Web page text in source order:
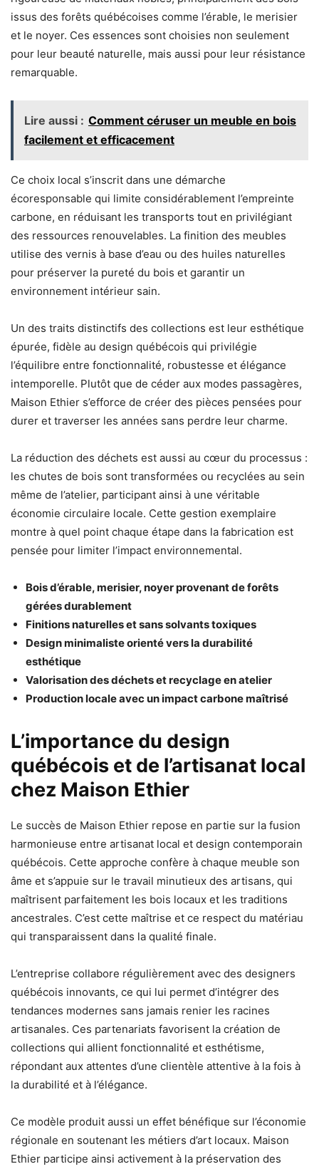
issus des forêts québécoises comme l’érable, le merisier
et le noyer. Ces essences sont choisies non seulement
pour leur beauté naturelle, mais aussi pour leur résistance
remarquable.
Lire aussi : Comment céruser un meuble en bois
facilement et efficacement
Ce choix local s’inscrit dans une démarche
écoresponsable qui limite considérablement l’empreinte
carbone, en réduisant les transports tout en privilégiant
des ressources renouvelables. La finition des meubles
utilise des vernis à base d’eau ou des huiles naturelles
pour préserver la pureté du bois et garantir un
environnement intérieur sain.
Un des traits distinctifs des collections est leur esthétique
épurée, fidèle au design québécois qui privilégie
l’équilibre entre fonctionnalité, robustesse et élégance
intemporelle. Plutôt que de céder aux modes passagères,
Maison Ethier s’efforce de créer des pièces pensées pour
durer et traverser les années sans perdre leur charme.
La réduction des déchets est aussi au cœur du processus :
les chutes de bois sont transformées ou recyclées au sein
même de l’atelier, participant ainsi à une véritable
économie circulaire locale. Cette gestion exemplaire
montre à quel point chaque étape dans la fabrication est
pensée pour limiter l’impact environnemental.
Bois d’érable, merisier, noyer provenant de forêts
gérées durablement
Finitions naturelles et sans solvants toxiques
Design minimaliste orienté vers la durabilité
esthétique
Valorisation des déchets et recyclage en atelier
Production locale avec un impact carbone maîtrisé
L’importance du design
québécois et de l’artisanat local
chez Maison Ethier
Le succès de Maison Ethier repose en partie sur la fusion
harmonieuse entre artisanat local et design contemporain
québécois. Cette approche confère à chaque meuble son
âme et s’appuie sur le travail minutieux des artisans, qui
maîtrisent parfaitement les bois locaux et les traditions
ancestrales. C’est cette maîtrise et ce respect du matériau
qui transparaissent dans la qualité finale.
L’entreprise collabore régulièrement avec des designers
québécois innovants, ce qui lui permet d’intégrer des
tendances modernes sans jamais renier les racines
artisanales. Ces partenariats favorisent la création de
collections qui allient fonctionnalité et esthétisme,
répondant aux attentes d’une clientèle attentive à la fois à
la durabilité et à l’élégance.
Ce modèle produit aussi un effet bénéfique sur l’économie
régionale en soutenant les métiers d’art locaux. Maison
Ethier participe ainsi activement à la préservation des